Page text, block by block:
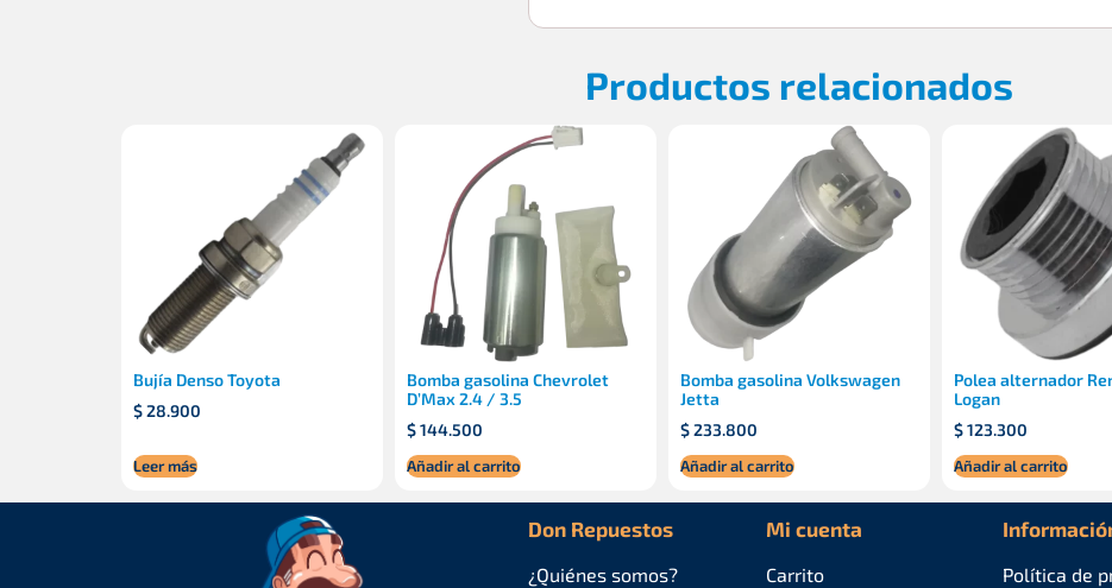
Productos relacionados
Bujía Denso Toyota
$28.900
Leer más
Bomba gasolina Chevrolet
D’Max 2.4 / 3.5
$144.500
Añadir al carrito
Bomba gasolina Volkswagen
Jetta
$233.800
Añadir al carrito
Polea alternador
Logan
$123.300
Añadir al carrito
Don Repuestos
¿Quiénes somos?
Mi cuenta
Carrito Política de